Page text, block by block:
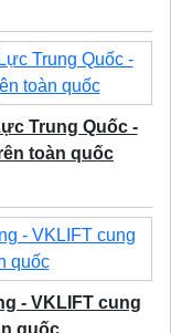
Trung Quốc -
toàn quốc
- VKLIFT cung
quốc